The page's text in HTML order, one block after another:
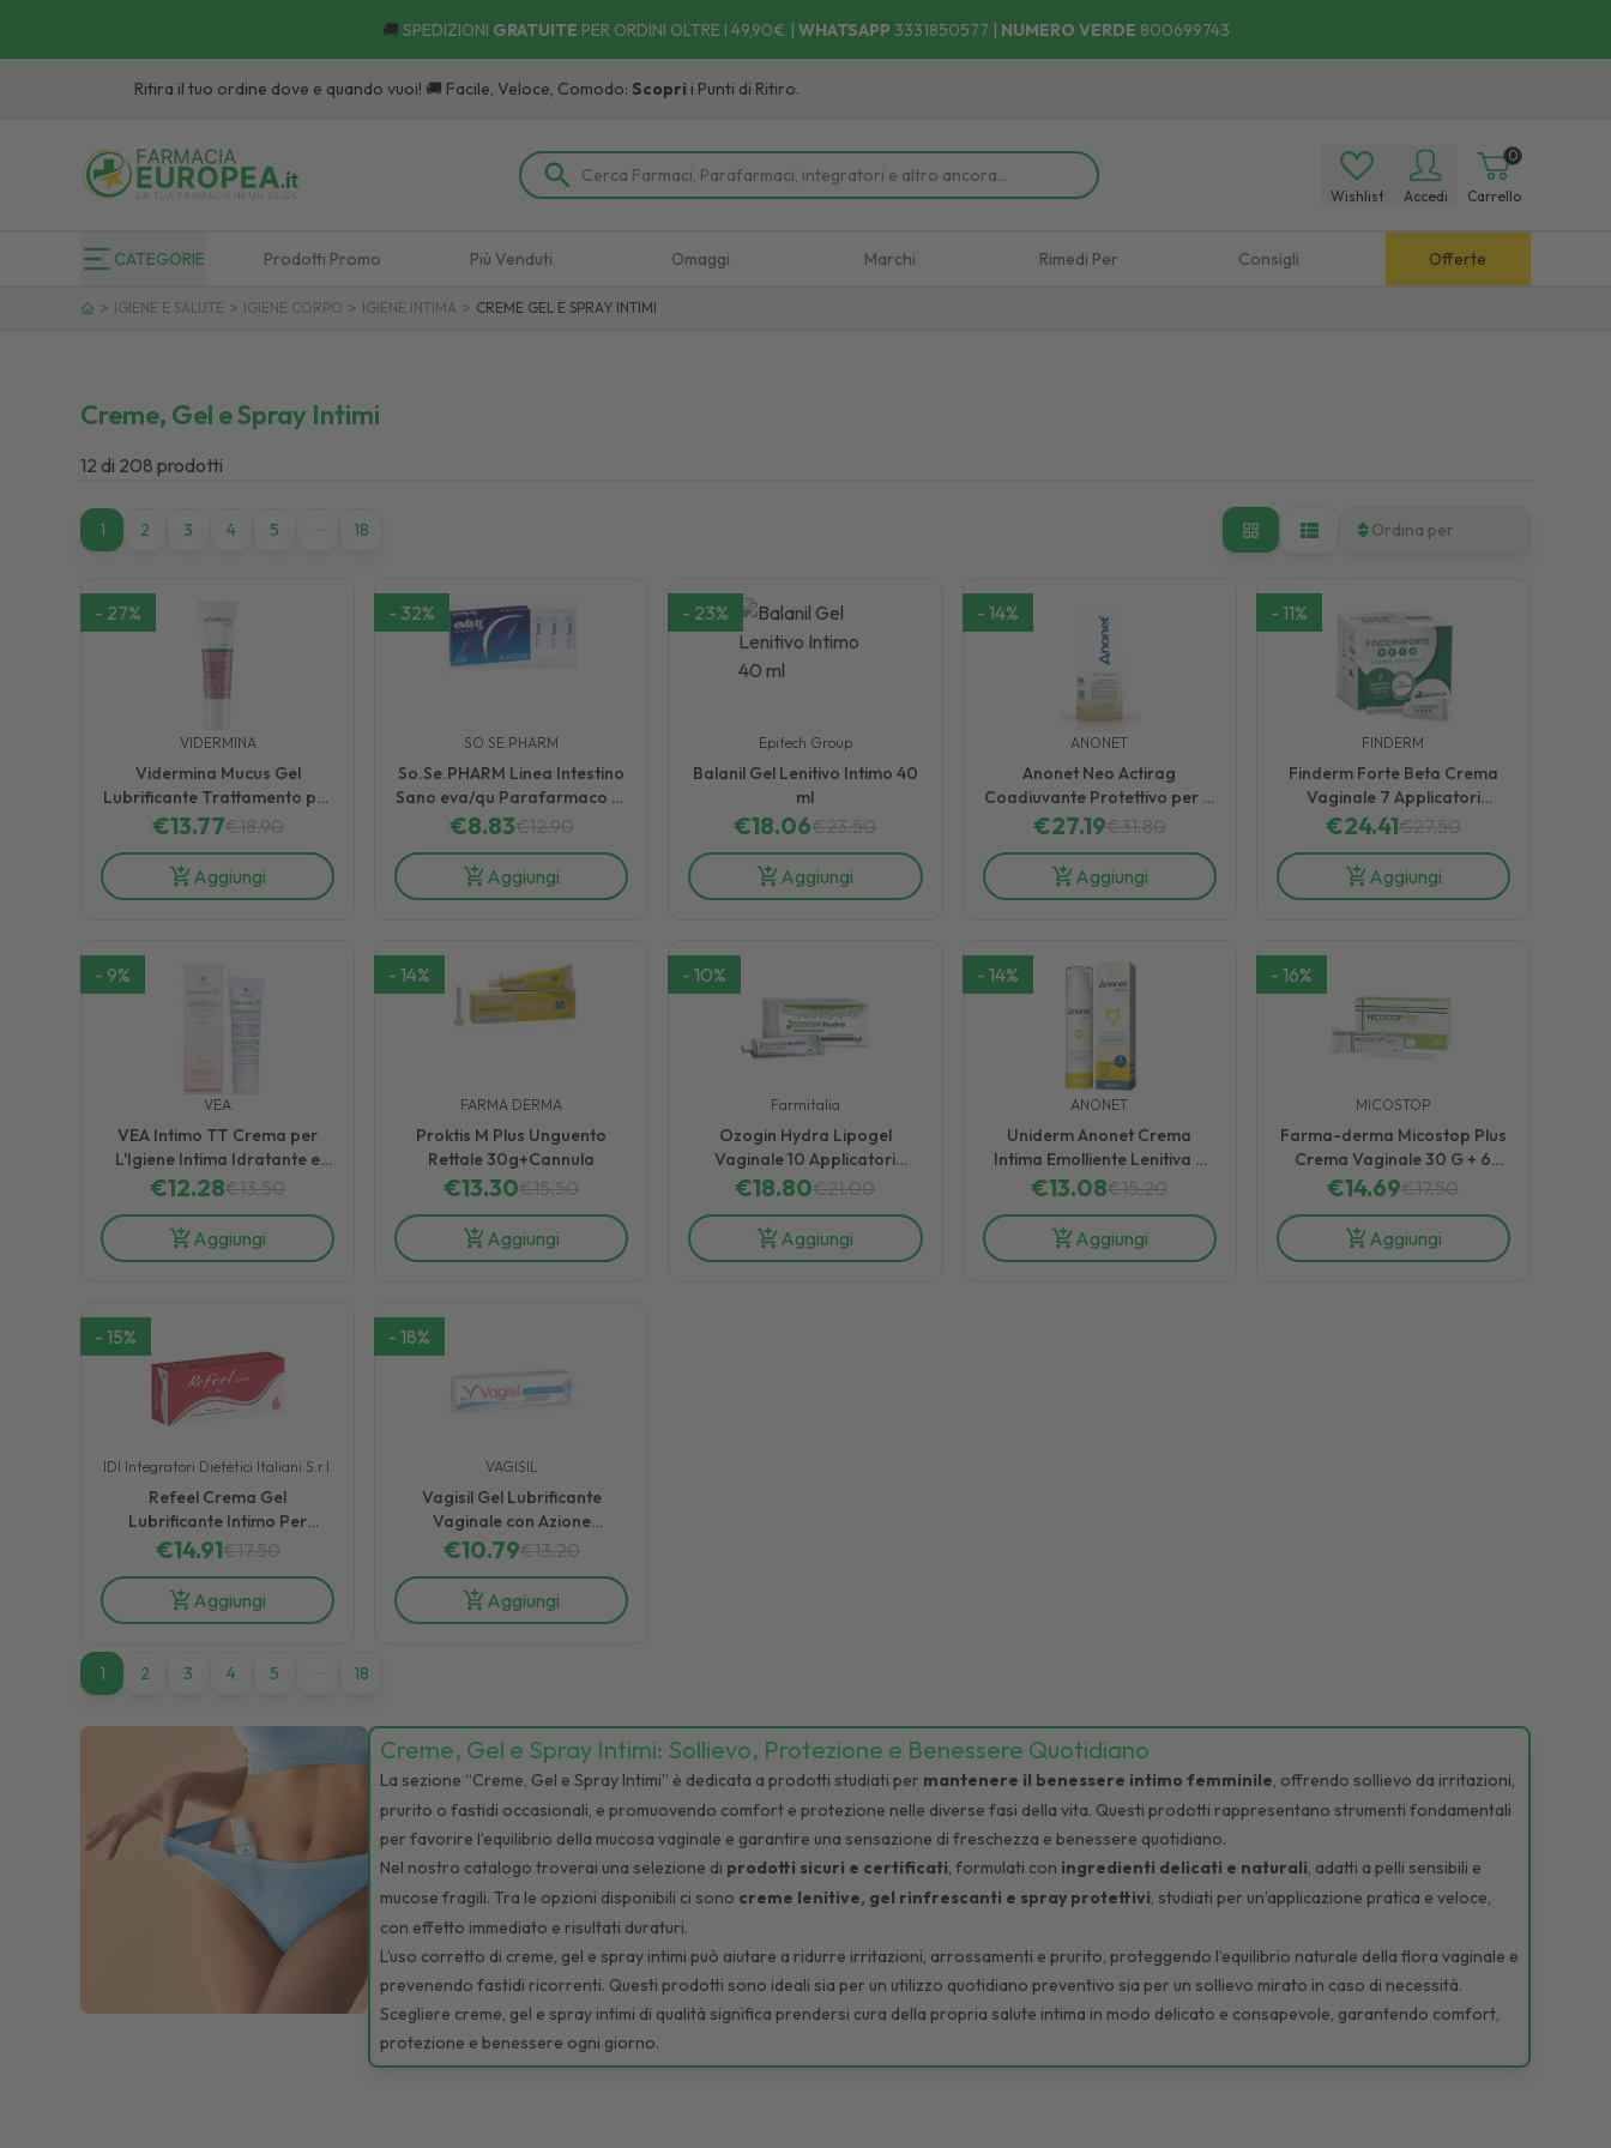
🚚 SPEDIZIONI GRATUITE PER ORDINI OLTRE I 49,90€ | WHATSAPP 3331850577 | NUMERO VERDE 800699743
Ritira il tuo ordine dove e quando vuoi! 🚚 Facile, Veloce, Comodo:Scoprii Punti di Ritiro.
Wishlist Accedi
0
Carrello
CATEGORIE Prodotti Promo Più Venduti Omaggi Marchi Rimedi Per Consigli Offerte
> IGIENE E SALUTE > IGIENE CORPO > IGIENE INTIMA > CREME GEL E SPRAY INTIMI
Creme, Gel e Spray Intimi
12 di 208 prodotti
11 2 3 4 5 18 Ordina per
- 27%
VIDERMINA
Vidermina Mucus Gel
Lubrificante Trattamento per
l'Igiene Intima 30 ml
€13.77€18.90
Aggiungi
- 32%
SO.SE.PHARM
So.Se.PHARM Linea Intestino
Sano eva/qu Parafarmaco 12
Supposte Effervescenti
€8.83€12.90
Aggiungi
- 23%
Epitech Group
Balanil Gel Lenitivo Intimo 40
ml
€18.06€23.50
Aggiungi
- 14%
ANONET
Anonet Neo Actirag
Coadiuvante Protettivo per le
Ragadi Anali 60 g
€27.19€31.80
Aggiungi
- 11%
FINDERM
Finderm Forte Beta Crema
Vaginale 7 Applicatori
Monodose da 5 ml
€24.41€27.50
Aggiungi
- 9%
VEA
VEA Intimo TT Crema per
L'Igiene Intima Idratante e
Lenitiva 75 ml
€12.28€13.50
Aggiungi
-14%
FARMA DERMA
Proktis M Plus Unguento
Rettale 30g+Cannula
€13.30€15.50
Aggiungi
-10%
Farmitalia
Ozogin Hydra Lipogel
Vaginale 10 Applicatori
Monouso 30 g
€18.80€21.00
Aggiungi
- 14%
ANONET
Uniderm Anonet Crema
Intima Emolliente Lenitiva e
Rinfrescante 50 ml
€13.08€15.20
Aggiungi
- 16%
MICOSTOP
Farma-derma Micostop Plus
Crema Vaginale 30 G + 6
Applicatori Monouso
€14.69€17.50
Aggiungi
-15%
IDI Integratori Dietetici Italiani S.r.l.
Refeel Crema Gel
Lubrificante Intimo Per
Secchezza Vaginale 30 ml
€14.91€17.50
Aggiungi
-18%
VAGISIL
Vagisil Gel Lubrificante
Vaginale con Azione
Lubrificante e Idratante 30 g
€10.79€13.20
Aggiungi
11 2 3 4 5 18
Creme, Gel e Spray Intimi: Sollievo, Protezione e Benessere Quotidiano
La sezione “Creme, Gel e Spray Intimi” è dedicata a prodotti studiati per mantenere il benessere intimo femminile, offrendo sollievo da irritazioni,
prurito o fastidi occasionali, e promuovendo comfort e protezione nelle diverse fasi della vita. Questi prodotti rappresentano strumenti fondamentali
per favorire l’equilibrio della mucosa vaginale e garantire una sensazione di freschezza e benessere quotidiano.
Nel nostro catalogo troverai una selezione di prodotti sicuri e certificati, formulati con ingredienti delicati e naturali, adatti a pelli sensibili e
mucose fragili. Tra le opzioni disponibili ci sono creme lenitive, gel rinfrescanti e spray protettivi, studiati per un’applicazione pratica e veloce,
con effetto immediato e risultati duraturi.
L’uso corretto di creme, gel e spray intimi può aiutare a ridurre irritazioni, arrossamenti e prurito, proteggendo l’equilibrio naturale della flora vaginale e
prevenendo fastidi ricorrenti. Questi prodotti sono ideali sia per un utilizzo quotidiano preventivo sia per un sollievo mirato in caso di necessità.
Scegliere creme, gel e spray intimi di qualità significa prendersi cura della propria salute intima in modo delicato e consapevole, garantendo comfort,
protezione e benessere ogni giorno.